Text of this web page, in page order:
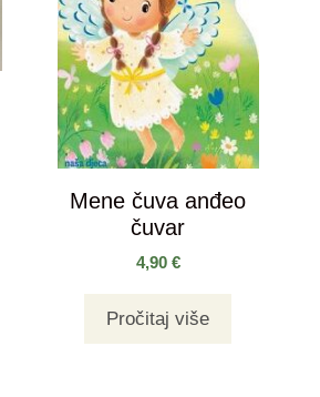
Mene čuva anđeo
čuvar
4,90 €
Pročitaj više